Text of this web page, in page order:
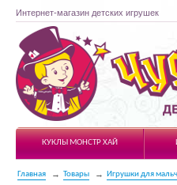
Интернет-магазин детских игрушек
Чудесарик
КУКЛЫ МОНСТР ХАЙ
Главная Товары Игрушки для